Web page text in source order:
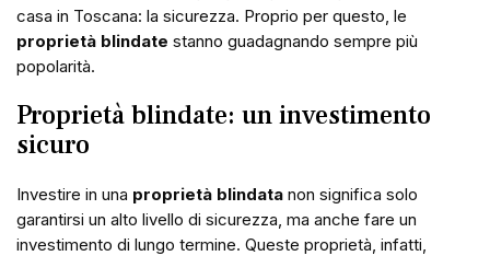
casa in Toscana: la sicurezza. Proprio per questo, le
proprietà blindate stanno guadagnando sempre più
popolarità.
Proprietà blindate: un investimento
sicuro
Investire in una proprietà blindata non significa solo
garantirsi un alto livello di sicurezza, ma anche fare un
investimento di lungo termine. Queste proprietà, infatti,